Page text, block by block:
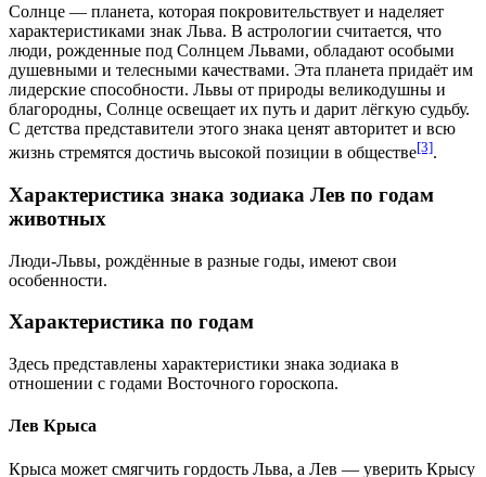
Солнце — планета, которая покровительствует и наделяет
характеристиками знак Льва. В астрологии считается, что
люди, рожденные под Солнцем Львами, обладают особыми
душевными и телесными качествами. Эта планета придаёт им
лидерские способности. Львы от природы великодушны и
благородны, Солнце освещает их путь и дарит лёгкую судьбу.
С детства представители этого знака ценят авторитет и всю
жизнь стремятся достичь высокой позиции в обществе[3].
Характеристика знака зодиака Лев по годам
животных
Люди-Львы, рождённые в разные годы, имеют свои
особенности.
Характеристика по годам
Здесь представлены характеристики знака зодиака в
отношении с годами Восточного гороскопа.
Лев Крыса
Крыса может смягчить гордость Льва, а Лев — уверить Крысу